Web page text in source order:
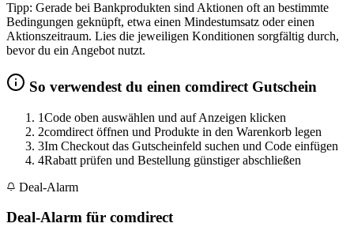
Tipp: Gerade bei Bankprodukten sind Aktionen oft an bestimmte
Bedingungen geknüpft, etwa einen Mindestumsatz oder einen
Aktionszeitraum. Lies die jeweiligen Konditionen sorgfältig durch,
bevor du ein Angebot nutzt.
So verwendest du einen comdirect Gutschein
1Code oben auswählen und auf Anzeigen klicken
2comdirect öffnen und Produkte in den Warenkorb legen
3Im Checkout das Gutscheinfeld suchen und Code einfügen
4Rabatt prüfen und Bestellung günstiger abschließen
Deal-Alarm
Deal-Alarm für comdirect